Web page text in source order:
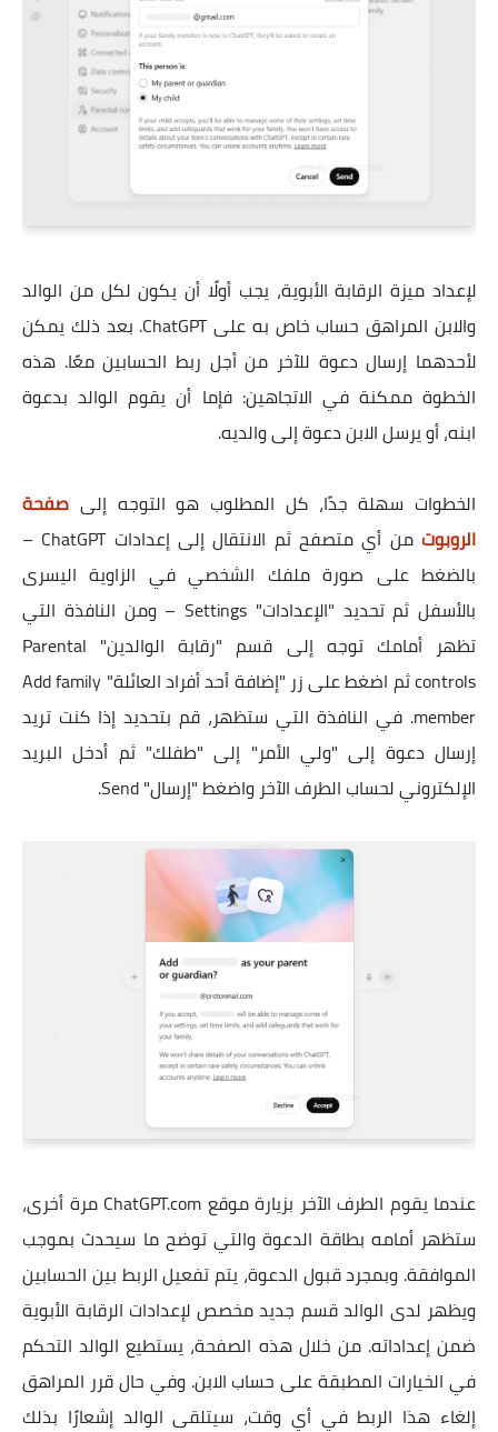
لإعداد ميزة الرقابة الأبوية، يجب أولًا أن يكون لكل من الوالد
والابن المراهق حساب خاص به على ChatGPT. بعد ذلك يمكن
لأحدهما إرسال دعوة للآخر من أجل ربط الحسابين معًا. هذه
الخطوة ممكنة في الاتجاهين: فإما أن يقوم الوالد بدعوة
ابنه، أو يرسل الابن دعوة إلى والديه.
الخطوات سهلة جدًا، كل المطلوب هو التوجه إلى صفحة
الروبوت
من أي متصفح ثم الانتقال إلى إعدادات ChatGPT –
بالضغط على صورة ملفك الشخصي في الزاوية اليسرى
بالأسفل ثم تحديد "الإعدادات" Settings – ومن النافذة التي
تظهر أمامك توجه إلى قسم "رقابة الوالدين" Parental
controls ثم اضغط على زر "إضافة أحد أفراد العائلة" Add family
member. في النافذة التي ستظهر، قم بتحديد إذا كنت تريد
إرسال دعوة إلى "ولي الأمر" إلى "طفلك" ثم أدخل البريد
الإلكتروني لحساب الطرف الآخر واضغط "إرسال" Send.
عندما يقوم الطرف الآخر بزيارة موقع ChatGPT.com مرة أخرى،
ستظهر أمامه بطاقة الدعوة والتي توضح ما سيحدث بموجب
الموافقة. وبمجرد قبول الدعوة، يتم تفعيل الربط بين الحسابين
ويظهر لدى الوالد قسم جديد مخصص لإعدادات الرقابة الأبوية
ضمن إعداداته. من خلال هذه الصفحة، يستطيع الوالد التحكم
في الخيارات المطبقة على حساب الابن. وفي حال قرر المراهق
إلغاء هذا الربط في أي وقت، سيتلقى الوالد إشعارًا بذلك